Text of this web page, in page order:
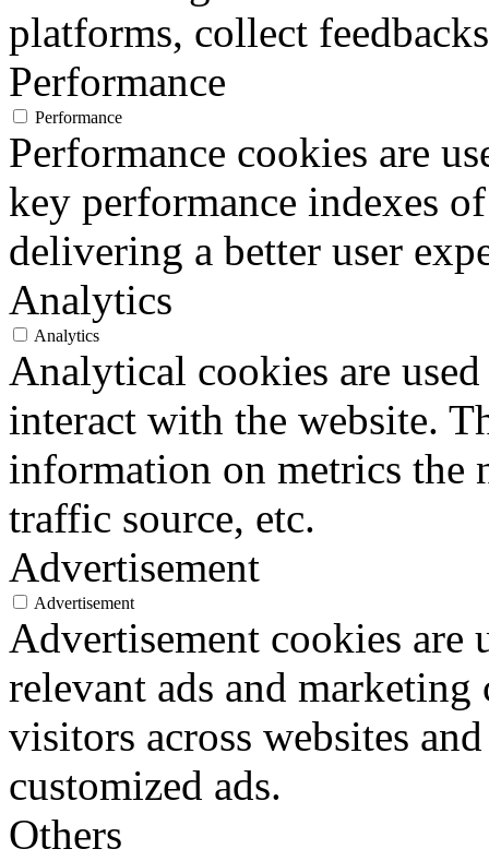
platforms, collect
Performance
Performance
Performance cookies are
key performance indexes
delivering a better user
Analytics
Analytics
Analytical cookies are
interact with the website.
information on metrics the
traffic source, etc.
Advertisement
Advertisement
Advertisement cookies
relevant ads and marketing
visitors across websites
customized ads.
Others